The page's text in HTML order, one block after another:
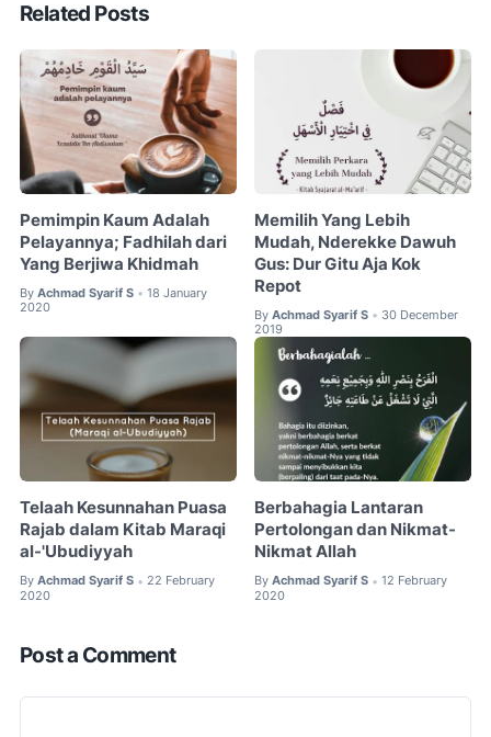
Related Posts
Pemimpin Kaum Adalah
Pelayannya; Fadhilah dari
Yang Berjiwa Khidmah
By Achmad Syarif S • 18 January
2020
Memilih Yang Lebih
Mudah, Nderekke Dawuh
Gus: Dur Gitu Aja Kok
Repot
By Achmad Syarif S • 30 December
2019
Telaah Kesunnahan Puasa
Rajab dalam Kitab Maraqi
al-'Ubudiyyah
By Achmad Syarif S • 22 February
2020
Berbahagia Lantaran
Pertolongan dan Nikmat-
Nikmat Allah
By Achmad Syarif S • 12 February
2020
Post a Comment